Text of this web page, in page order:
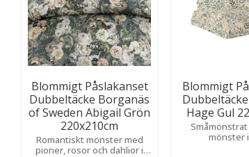
Blommigt Påslakanset
Dubbeltäcke Borganäs
of Sweden Abigail Grön
220x210cm
Romantiskt mönster med
pioner, rosor och dahlior i
Blommigt
Hage Gul
mönster